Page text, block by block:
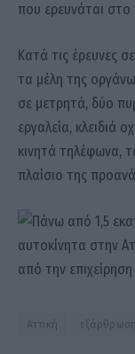
που ερευνάται στο
Κατά τις έρευνες
τα μέλη της
σε μετρητά, δύο
εργαλεία, κλειδιά
κινητά τηλέφωνα,
πλαίσιο της
Αττική